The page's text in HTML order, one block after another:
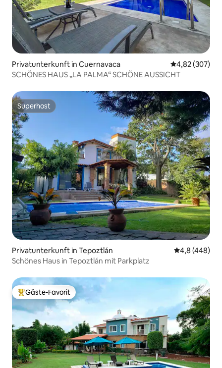
Privatunterkunft in Cuernavaca
4,82 (307)
SCHÖNES HAUS „LA PALMA“ SCHÖNE AUSSICHT
Superhost
Superhost
Privatunterkunft in Tepoztlán
4,8 (448)
Schönes Haus in Tepoztlán mit Parkplatz
Beliebter Gäste-Favorit.
Gäste-Favorit